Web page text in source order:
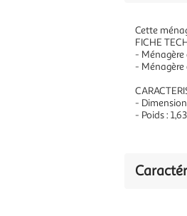
Cette
FICHE
- Ménagère
- Ménagère
-
- Poids :